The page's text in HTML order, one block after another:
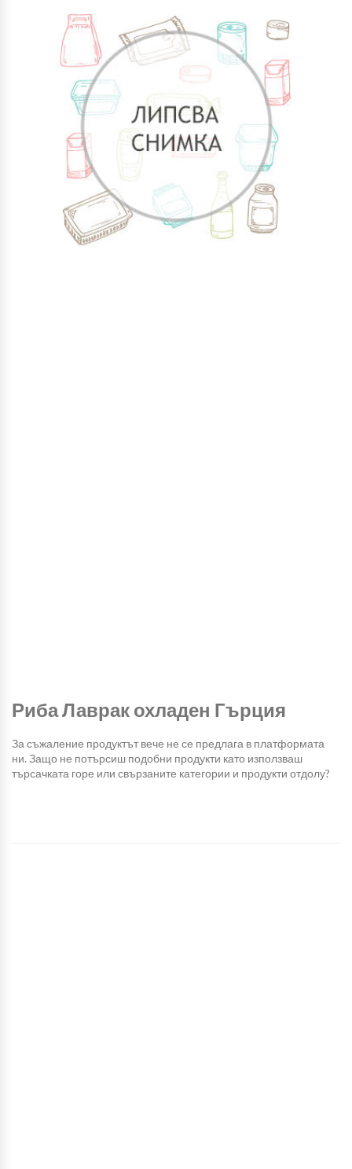
Риба Лаврак охладен Гърция
За съжаление продуктът вече не се предлага в платформата
ни. Защо не потърсиш подобни продукти като използваш
търсачката горе или свързаните категории и продукти отдолу?